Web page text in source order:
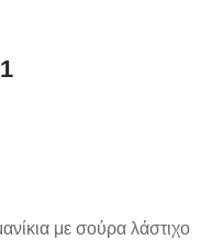
με σούρα λάστιχο